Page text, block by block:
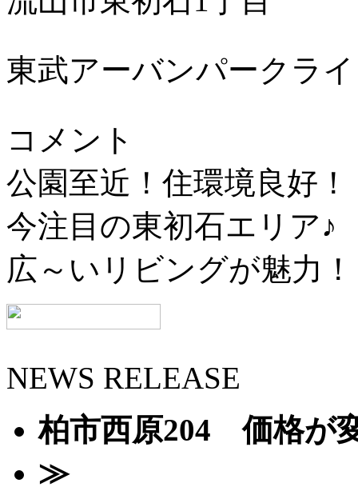
東武アーバンパークラ
コメント
公園至近！住環境良好！
今注目の東初石エリア♪
広～いリビングが魅力！
NEWS RELEASE
柏市西原204 価格が
≫